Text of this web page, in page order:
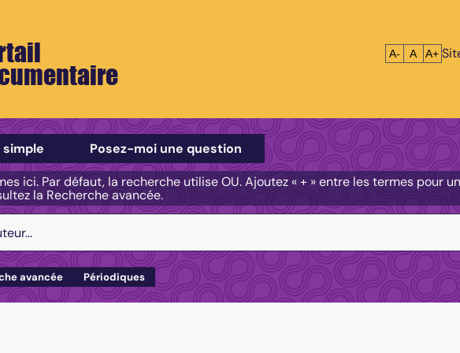
Réduire le
A- A A+
de recherche
Posez-moi une question
ici. Par défaut, la recherche utilise OU. Ajoutez « + » entre les termes pour
la Recherche avancée.
avancée Périodiques